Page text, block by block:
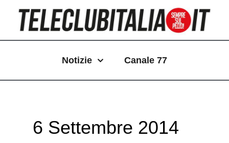
contenuto
Notizie Canale 77
6 Settembre 2014